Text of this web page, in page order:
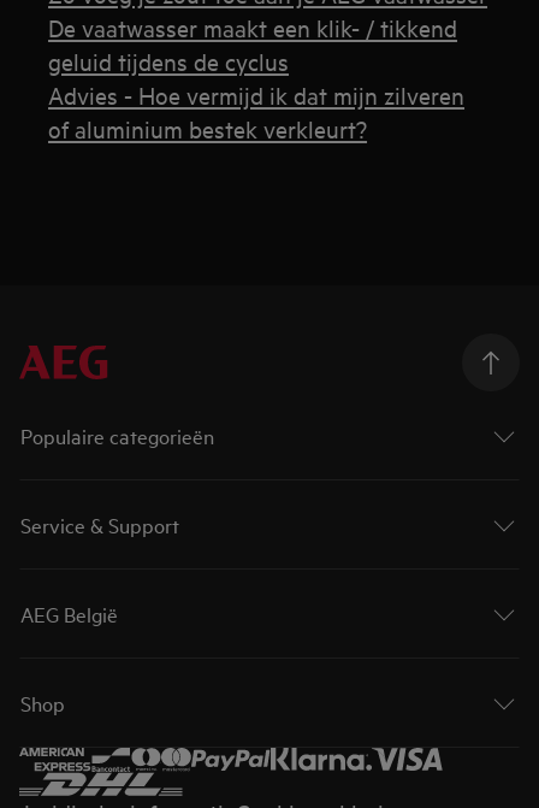
De vaatwasser maakt een klik- / tikkend
geluid tijdens de cyclus
Advies - Hoe vermijd ik dat mijn zilveren
of aluminium bestek verkleurt?
Populaire categorieën
Service & Support
AEG België
Shop